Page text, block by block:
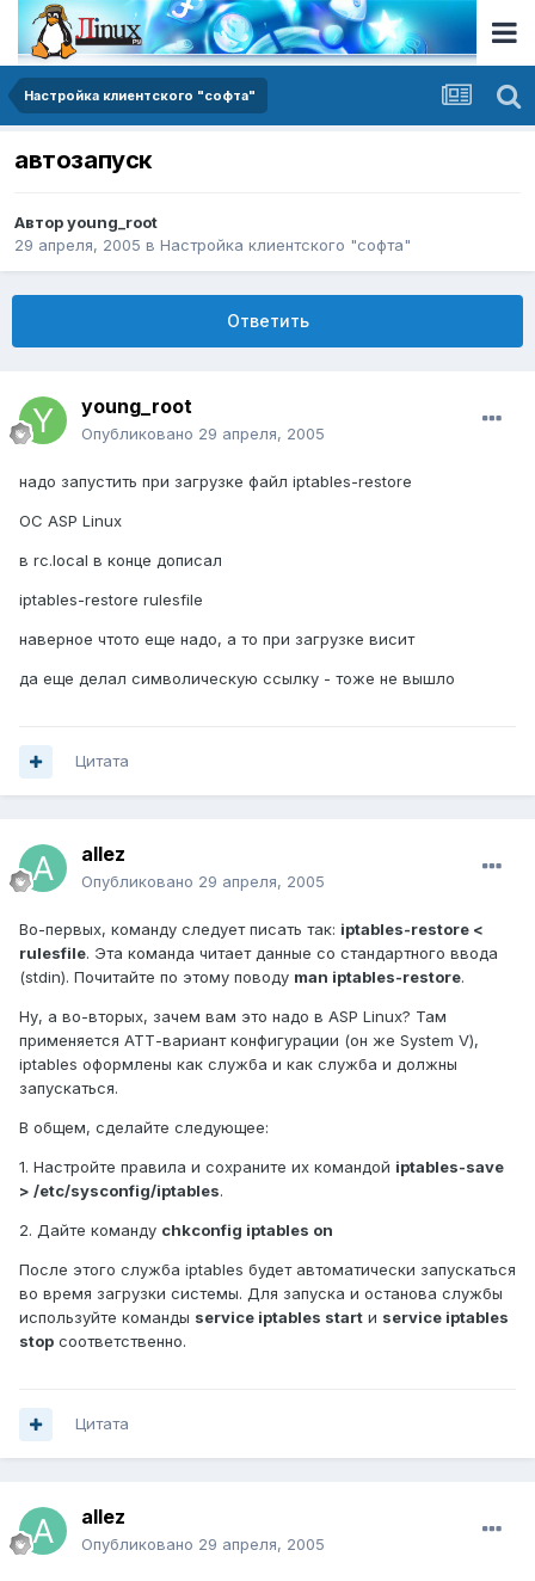
Настройка клиентского "софта"
автозапуск
Авторyoung_root
29 апреля, 2005 в Настройка клиентского "софта"
Ответить
young_root
Опубликовано 29 апреля, 2005
надо запустить при загрузке файл iptables-restore
OC ASP Linux
в rc.local в конце дописал
iptables-restore rulesfile
наверное чтото еще надо, а то при загрузке висит
да еще делал символическую ссылку - тоже не вышло
Цитата
allez
Опубликовано 29 апреля, 2005
Во-первых, команду следует писать так: iptables-restore <
rulesfile. Эта команда читает данные со стандартного ввода
(stdin). Почитайте по этому поводу man iptables-restore.
Ну, а во-вторых, зачем вам это надо в ASP Linux? Там
применяется АТТ-вариант конфигурации (он же System V),
iptables оформлены как служба и как служба и должны
запускаться.
В общем, сделайте следующее:
1. Настройте правила и сохраните их командой iptables-save
> /etc/sysconfig/iptables.
2. Дайте команду chkconfig iptables on
После этого служба iptables будет автоматически запускаться
во время загрузки системы. Для запуска и останова службы
используйте команды service iptables start и service iptables
stop соответственно.
Цитата
allez
Опубликовано 29 апреля, 2005